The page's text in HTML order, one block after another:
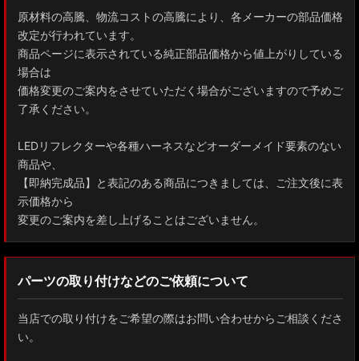
原材料の高騰、物流コストの高騰により、各メーカーの部品価格
改定が行われています。
商品ページに表示されている純正部品価格から値上がりしている
場合は
価格変更のご案内をさせていただく場合がございますので予めご
了承ください。
LEDリフレクターや各種ハーネスなどオーダーメイド要素のない
商品や、
【即納完成品】と表記のある商品につきましては、ご注文後に表
示価格から
変更のご案内を差し上げることはございません。
パーツの取り付けなどのご依頼について
当店での取り付けをご希望の際はお問い合わせからご相談くださ
い。